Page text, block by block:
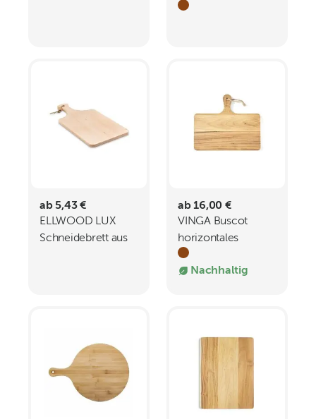
ab 5,43 €
ELLWOOD LUX
Schneidebrett aus
ab 16,00 €
VINGA Buscot
horizontales
Servierbrett
Nachhaltig